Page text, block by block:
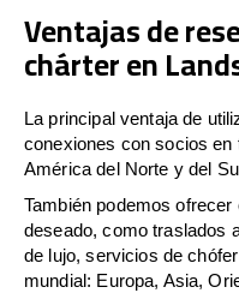
Ventajas de
chárter en
La principal ventaja de
conexiones con socios en
América del Norte y del
También podemos
deseado, como traslados
de lujo, servicios de
mundial: Europa, Asia,